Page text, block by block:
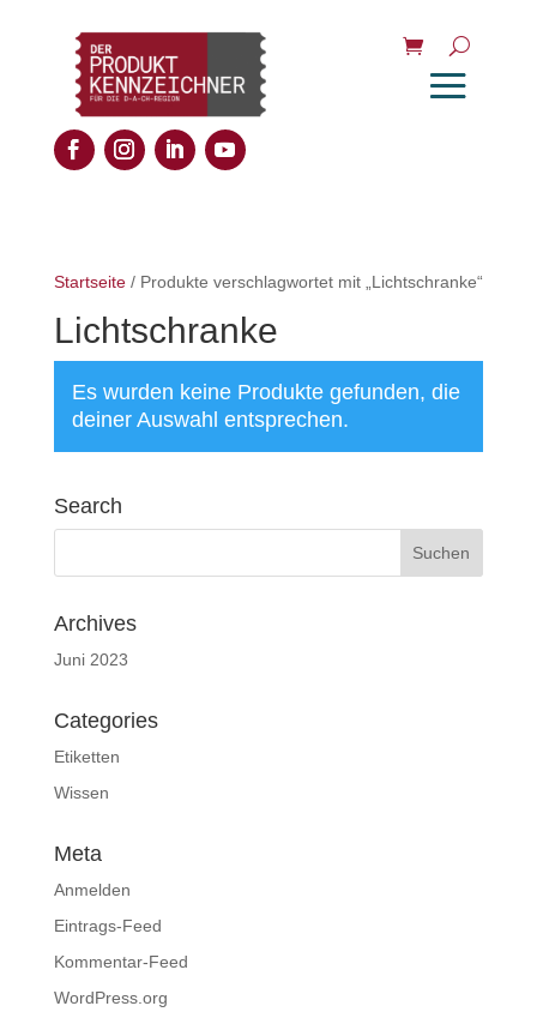
Startseite/ Produkte verschlagwortet mit „Lichtschranke“
Lichtschranke
Es wurden keine Produkte gefunden, die
deiner Auswahl entsprechen.
Search
Archives
Juni 2023
Categories
Etiketten
Wissen
Meta
Anmelden
Eintrags-Feed
Kommentar-Feed
WordPress.org